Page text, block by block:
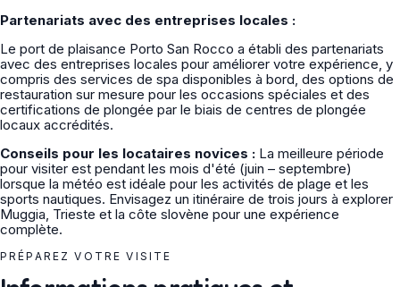
Partenariats avec des entreprises locales :
Le port de plaisance Porto San Rocco a établi des partenariats
avec des entreprises locales pour améliorer votre expérience, y
compris des services de spa disponibles à bord, des options de
restauration sur mesure pour les occasions spéciales et des
certifications de plongée par le biais de centres de plongée
locaux accrédités.
Conseils pour les locataires novices : La meilleure période
pour visiter est pendant les mois d'été (juin – septembre)
lorsque la météo est idéale pour les activités de plage et les
sports nautiques. Envisagez un itinéraire de trois jours à explorer
Muggia, Trieste et la côte slovène pour une expérience
complète.
PRÉPAREZ VOTRE VISITE